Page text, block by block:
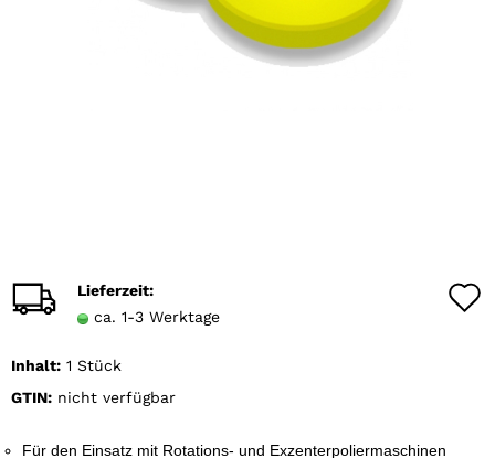
Lieferzeit:
ca. 1-3 Werktage
Inhalt: 1 Stück
GTIN: nicht verfügbar
Für den Einsatz mit Rotations- und Exzenterpoliermaschinen